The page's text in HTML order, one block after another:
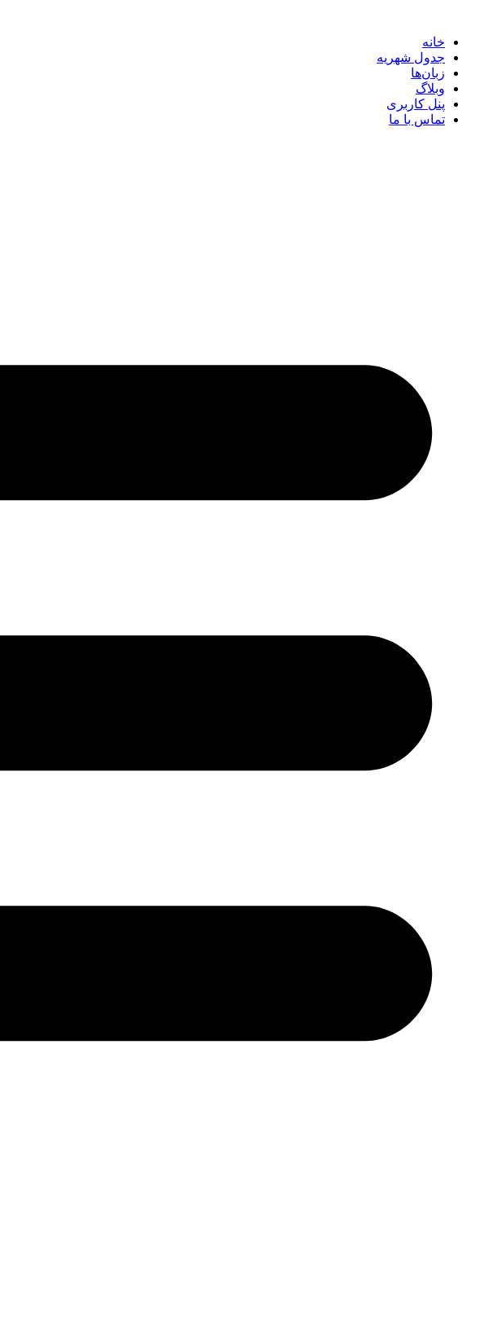
خانه
جدول شهریه
زبان‌ها
وبلاگ
پنل کاربری
تماس با ما